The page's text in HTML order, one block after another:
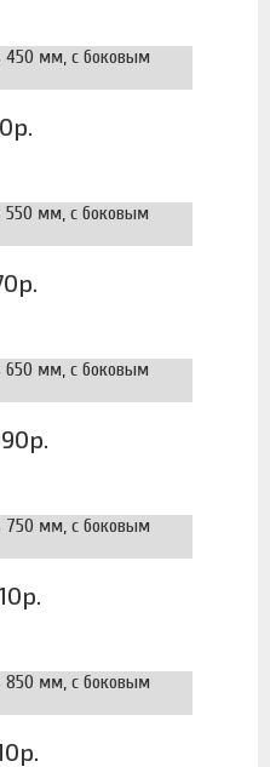
450 мм, с боковым
550 мм, с боковым
650 мм, с боковым
750 мм, с боковым
850 мм, с боковым